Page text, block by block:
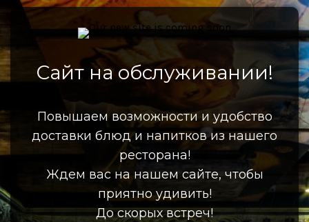
Сайт на обслуживании!
Повышаем возможности и удобство
доставки блюд и напитков из нашего
ресторана!
Ждем вас на нашем сайте, чтобы
приятно удивить!
До скорых встреч!